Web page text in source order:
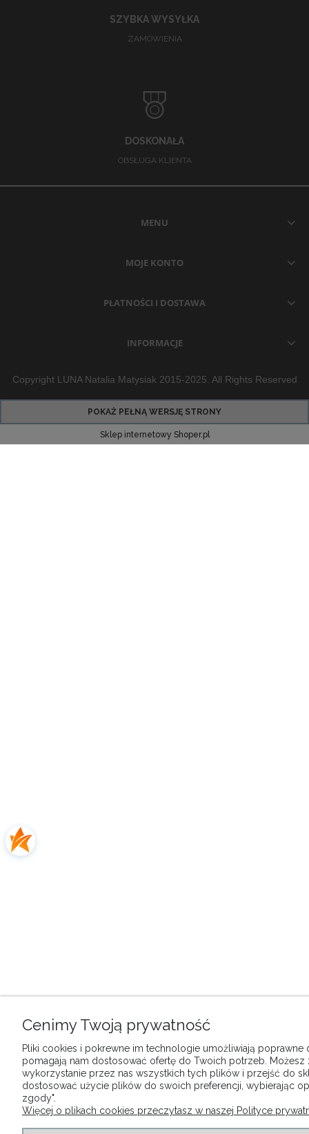
SZYBKA WYSYŁKA
ZAMÓWIENIA
DOSKONAŁA
OBSŁUGA KLIENTA
MENU
MOJE KONTO
PŁATNOŚCI I DOSTAWA
INFORMACJE
Copyright LUNA Natalia Matysiak 2015-2025. All Rights Reserved
POKAŻ PEŁNĄ WERSJĘ STRONY
Sklep internetowy Shoper.pl
Cenimy Twoją prywatność
Pliki cookies i pokrewne im technologie umożliwiają poprawne
pomagają nam dostosować ofertę do Twoich potrzeb. Możesz
wykorzystanie przez nas wszystkich tych plików i przejść do
dostosować użycie plików do swoich preferencji, wybierając
zgody".
Więcej o plikach cookies przeczytasz w naszej Polityce